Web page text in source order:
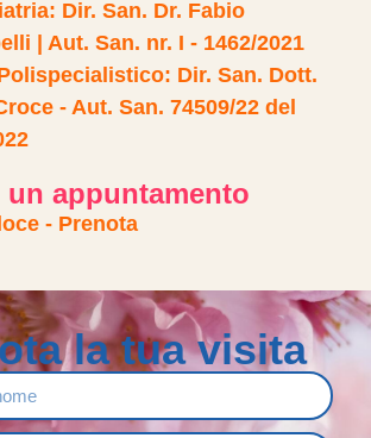
Dir. San. Dr. Fabio
| Aut. San. nr. I - 1462/2021
Dir. San. Dott.
- Aut. San. 74509/22 del
appuntamento
- Prenota
la tua visita